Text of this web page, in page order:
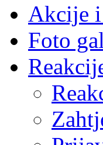
Akcije i
Foto